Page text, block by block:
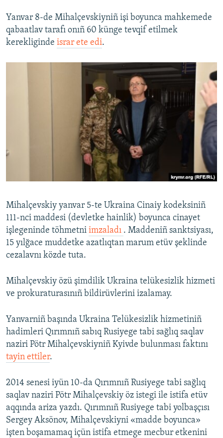
Yanvar 8-de Mihalçevskiyniñ işi boyunca mahkemede
qabaatlav tarafı onıñ 60 künge tevqif etilmek
kerekliginde israr ete edi.
Mihalçevskiy yanvar 5-te Ukraina Cinaiy kodeksiniñ
111-nci maddesi (devletke hainlik) boyunca cinayet
işlegeninde töhmetni imzaladı . Maddeniñ sanktsiyası,
15 yılğace muddetke azatlıqtan marum etüv şeklinde
cezalavnı közde tuta.
Mihalçevskiy özü şimdilik Ukraina telükesizlik hizmeti
ve prokuraturasınıñ bildirüvlerini izalamay.
Yanvarniñ başında Ukraina Telükesizlik hizmetiniñ
hadimleri Qırımnıñ sabıq Rusiyege tabi sağlıq saqlav
naziri Pötr Mihalçevskiyniñ Kyivde bulunması faktını
tayin ettiler.
2014 senesi iyün 10-da Qırımnıñ Rusiyege tabi sağlıq
saqlav naziri Pötr Mihalçevskiy öz istegi ile istifa etüv
aqqında ariza yazdı. Qırımnıñ Rusiyege tabi yolbaşçısı
Sergey Aksönov, Mihalçevskiyni «madde boyunca»
işten boşamamaq içün istifa etmege mecbur etkenini